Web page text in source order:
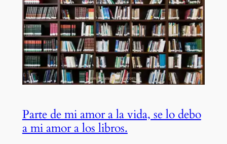
Parte de mi amor a la vida, se lo debo
a mi amor a los libros.